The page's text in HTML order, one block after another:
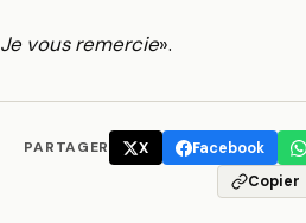
Je vous remercie».
PARTAGER X Facebook
Copier